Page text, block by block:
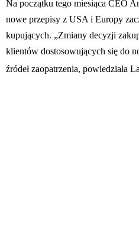
Na początku tego miesiąca CEO
nowe przepisy z USA i Europy
kupujących. „Zmiany decyzji
klientów dostosowujących się do
źródeł zaopatrzenia, powiedziała